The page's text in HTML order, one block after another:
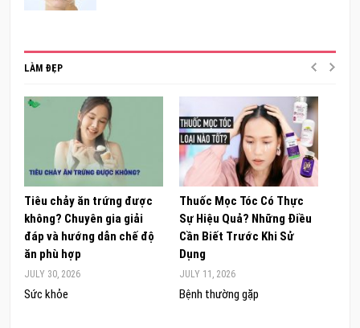
LÀM ĐẸP
Tiêu chảy ăn trứng được
không? Chuyên gia giải
đáp và hướng dẫn chế độ
ăn phù hợp
JULY 30, 2026
Sức khỏe
Thuốc Mọc Tóc Có Thực
Sự Hiệu Quả? Những Điều
Cần Biết Trước Khi Sử
Dụng
JULY 11, 2026
Bệnh thường gặp